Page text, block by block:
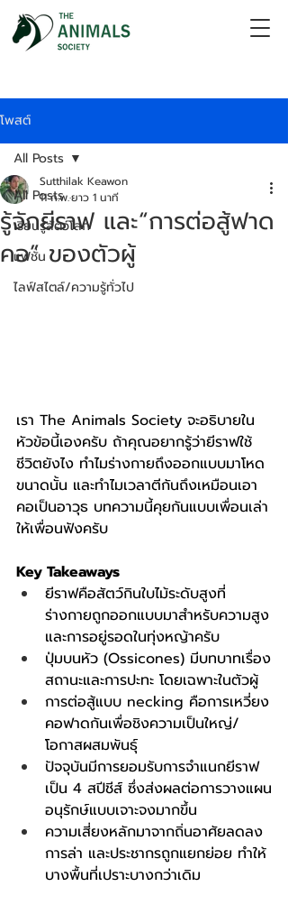
โพสต์
All Posts
เรียนรู้สัตว์โลก
แฟชั่น
ไลฟ์สไตล์/ความรู้ทั่วไป
All Posts
รู้จักยีราฟ และ“การต่อสู้ฟาด
คอ” ของตัวผู้
Sutthilak Keawon
11 ก.พ.ยาว 1 นาที
เรา The Animals Society จะอธิบายใน
หัวข้อนี้เองครับ ถ้าคุณอยากรู้ว่ายีราฟใช้
ชีวิตยังไง ทำไมร่างกายถึงออกแบบมาโหด
ขนาดนั้น และทำไมเวลาตีกันถึงเหมือนเอา
คอเป็นอาวุธ บทความนี้คุยกันแบบเพื่อนเล่า
ให้เพื่อนฟังครับ
Key Takeaways
ยีราฟคือสัตว์กินใบไม้ระดับสูงที่
ร่างกายถูกออกแบบมาสำหรับความสูง
และการอยู่รอดในทุ่งหญ้าครับ
ปุ่มบนหัว (Ossicones) มีบทบาทเรื่อง
สถานะและการปะทะ โดยเฉพาะในตัวผู้
การต่อสู้แบบ necking คือการเหวี่ยง
คอฟาดกันเพื่อชิงความเป็นใหญ่/
โอกาสผสมพันธุ์
ปัจจุบันมีการยอมรับการจำแนกยีราฟ
เป็น 4 สปีชีส์ ซึ่งส่งผลต่อการวางแผน
อนุรักษ์แบบเจาะจงมากขึ้น
ความเสี่ยงหลักมาจากถิ่นอาศัยลดลง
การล่า และประชากรถูกแยกย่อย ทำให้
บางพื้นที่เปราะบางกว่าเดิม